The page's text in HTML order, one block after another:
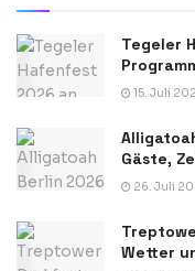
Tegeler
15. Juli
Gäste,
26. Juli
Wetter